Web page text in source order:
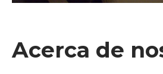
Acerca de